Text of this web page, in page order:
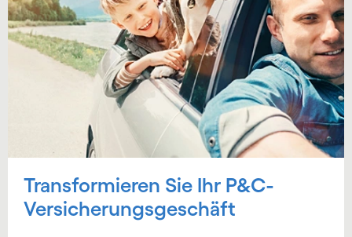
Transformieren Sie Ihr P&C-
Versicherungsgeschäft